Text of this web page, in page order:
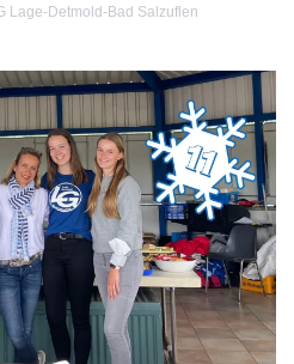
Lage-Detmold-Bad Salzuflen